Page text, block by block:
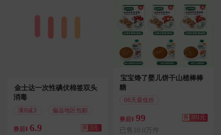
金士达一次性碘伏棉签双头
消毒
满9减3 偏远地区包邮
券后¥ 6.9 券 3元
宝宝馋了婴儿饼干山楂棒棒
糖
66天最低价
券后¥ 99 券 301元
已售10.0万件